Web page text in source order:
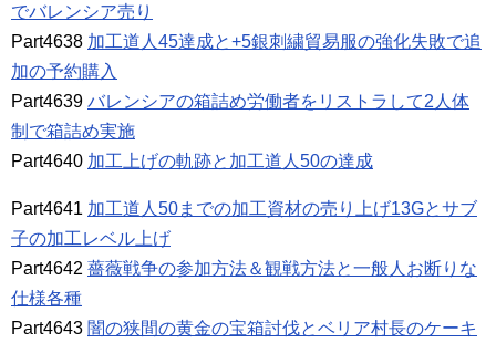
でバレンシア売り
Part4638 加工道人45達成と+5銀刺繍貿易服の強化失敗で追
加の予約購入
Part4639 バレンシアの箱詰め労働者をリストラして2人体
制で箱詰め実施
Part4640 加工上げの軌跡と加工道人50の達成
Part4641 加工道人50までの加工資材の売り上げ13Gとサブ
子の加工レベル上げ
Part4642 薔薇戦争の参加方法＆観戦方法と一般人お断りな
仕様各種
Part4643 闇の狭間の黄金の宝箱討伐とベリア村長のケーキ